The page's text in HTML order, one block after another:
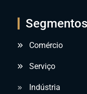
Segmentos
Comércio
Serviço
Indústria